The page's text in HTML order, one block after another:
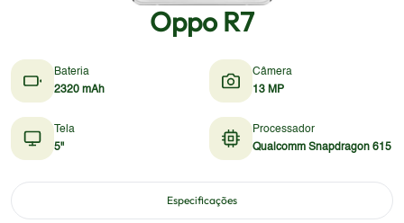
Oppo R7
Bateria
2320 mAh
Câmera
13 MP
Tela
5"
Processador
Qualcomm Snapdragon 615
Especificações